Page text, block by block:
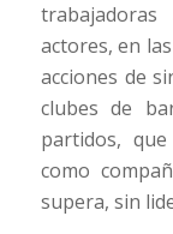
actores, en
acciones de
clubes de
partidos,
como
supera, sin